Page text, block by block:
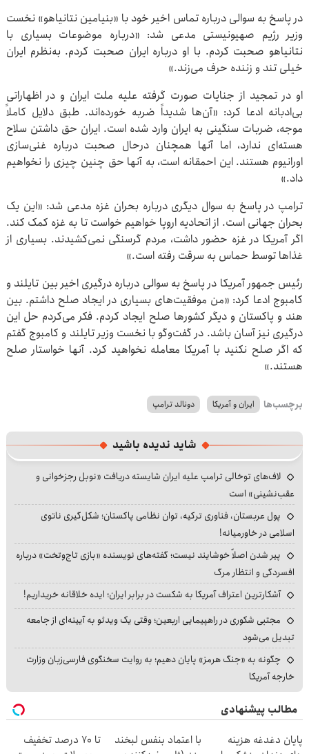
در پاسخ به سوالی درباره تماس اخیر خود با «بنیامین نتانیاهو» نخست
وزیر رژیم صهیونیستی مدعی شد: «درباره موضوعات بسیاری با
نتانیاهو صحبت کردم. با او درباره ایران صحبت کردم. به‌نظرم ایران
خیلی تند و زننده حرف می‌زند.»
او در تمجید از جنایات صورت گرفته علیه ملت ایران و در اظهاراتی
بی‌ادبانه ادعا کرد: «آن‌ها شدیداً ضربه خورده‌اند. طبق دلایل کاملاً
موجه، ضربات سنگینی به ایران وارد شده است. ایران حق داشتن سلاح
هسته‌ای ندارد، اما آنها همچنان درحال صحبت درباره غنی‌سازی
اورانیوم هستند. این احمقانه است، به آنها حق چنین چیزی را نخواهیم
داد.»
ترامپ در پاسخ به سوال دیگری درباره بحران غزه مدعی شد: «این یک
بحران جهانی است. از اتحادیه اروپا خواهیم خواست تا به غزه کمک کند.
اگر آمریکا در غزه حضور داشت، مردم گرسنگی نمی‌کشیدند. بسیاری از
غذاها توسط حماس به سرقت رفته است.»
رئیس جمهور آمریکا در پاسخ به سوالی درباره درگیری اخیر بین تایلند و
کامبوج ادعا کرد: «من موفقیت‌های بسیاری در ایجاد صلح داشتم. بین
هند و پاکستان و دیگر کشورها صلح ایجاد کردم. فکر می‌کردم حل این
درگیری نیز آسان باشد. در گفت‌وگو با نخست وزیر تایلند و کامبوج گفتم
که اگر صلح نکنید با آمریکا معامله نخواهید کرد. آنها خواستار صلح
هستند.»
برچسب‌ها ایران و آمریکا دونالد ترامپ
شاید ندیده باشید
لاف‌های توخالی ترامپ علیه ایران شایسته دریافت «نوبل رجزخوانی و
عقب‌نشینی» است
پول عربستان، فناوری ترکیه، توان نظامی پاکستان؛ شکل‌گیری ناتوی
اسلامی در خاورمیانه!
پیر شدن اصلاً خوشایند نیست؛ گفته‌های نویسنده «بازی تاج‌وتخت» درباره
افسردگی و انتظار مرگ
آشکارترین اعتراف آمریکا به شکست در برابر ایران؛ ایده خلاقانه خریداریم!
مجتبی شکوری در راهپیمایی اربعین؛ وقتی یک ویدئو به آیینه‌ای از جامعه
تبدیل می‌شود
چگونه به «جنگ هرمز» پایان دهیم؛ به روایت سخنگوی فارسی‌زبان وزارت
خارجه آمریکا
مطالب پیشنهادی
پایان دغدغه هزینه
با اعتماد بنفس لبخند
تا 70 درصد تخفیف